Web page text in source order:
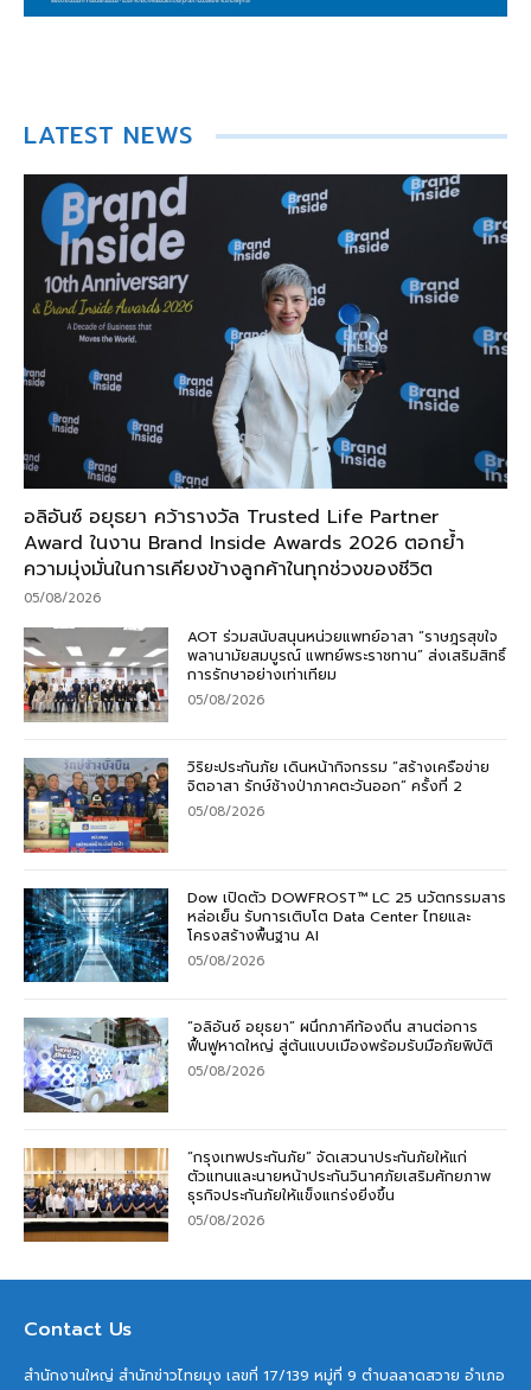
LATEST NEWS
อลิอันซ์ อยุธยา คว้ารางวัล Trusted Life Partner
Award ในงาน Brand Inside Awards 2026 ตอกย้ำ
ความมุ่งมั่นในการเคียงข้างลูกค้าในทุกช่วงของชีวิต
05/08/2026
AOT ร่วมสนับสนุนหน่วยแพทย์อาสา “ราษฎรสุขใจ
พลานามัยสมบูรณ์ แพทย์พระราชทาน” ส่งเสริมสิทธิ์
การรักษาอย่างเท่าเทียม
05/08/2026
วิริยะประกันภัย เดินหน้ากิจกรรม “สร้างเครือข่าย
จิตอาสา รักษ์ช้างป่าภาคตะวันออก” ครั้งที่ 2
05/08/2026
Dow เปิดตัว DOWFROST™ LC 25 นวัตกรรมสาร
หล่อเย็น รับการเติบโต Data Center ไทยและ
โครงสร้างพื้นฐาน AI
05/08/2026
“อลิอันซ์ อยุธยา” ผนึกภาคีท้องถิ่น สานต่อการ
ฟื้นฟูหาดใหญ่ สู่ต้นแบบเมืองพร้อมรับมือภัยพิบัติ
05/08/2026
“กรุงเทพประกันภัย” จัดเสวนาประกันภัยให้แก่
ตัวแทนและนายหน้าประกันวินาศภัยเสริมศักยภาพ
ธุรกิจประกันภัยให้แข็งแกร่งยิ่งขึ้น
05/08/2026
Contact Us
สำนักงานใหญ่ สำนักข่าวไทยมุง เลขที่ 17/139 หมู่ที่ 9 ตำบลลาดสวาย อำเภอ